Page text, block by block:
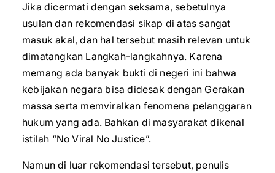
Jika dicermati dengan seksama, sebetulnya
usulan dan rekomendasi sikap di atas sangat
masuk akal, dan hal tersebut masih relevan untuk
dimatangkan Langkah-langkahnya. Karena
memang ada banyak bukti di negeri ini bahwa
kebijakan negara bisa didesak dengan Gerakan
massa serta memviralkan fenomena pelanggaran
hukum yang ada. Bahkan di masyarakat dikenal
istilah “No Viral No Justice”.
Namun di luar rekomendasi tersebut, penulis